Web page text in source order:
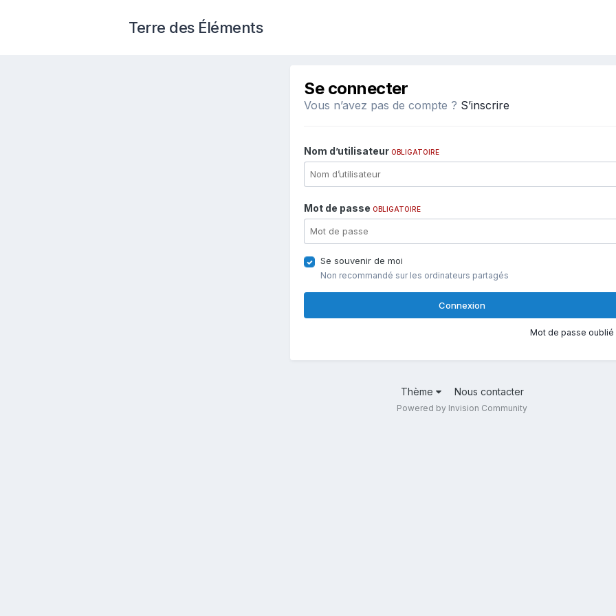
Terre des Éléments
Se connecter
Vous n’avez pas de compte ? S’inscrire
Nom d’utilisateur OBLIGATOIRE
Mot de passe OBLIGATOIRE
Se souvenir de moi
Non recommandé sur les ordinateurs partagés
Connexion
Mot de passe oublié
Thème Nous contacter
Powered by Invision Community